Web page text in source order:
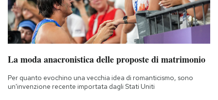
La moda anacronistica delle proposte di matrimonio
Per quanto evochino una vecchia idea di romanticismo, sono
un'invenzione recente importata dagli Stati Uniti